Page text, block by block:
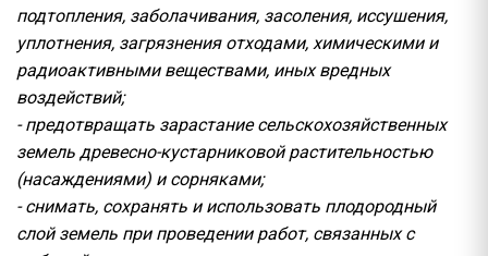
подтопления, заболачивания, засоления, иссушения,
уплотнения, загрязнения отходами, химическими и
радиоактивными веществами, иных вредных
воздействий;
- предотвращать зарастание сельскохозяйственных
земель древесно-кустарниковой растительностью
(насаждениями) и сорняками;
- снимать, сохранять и использовать плодородный
слой земель при проведении работ, связанных с